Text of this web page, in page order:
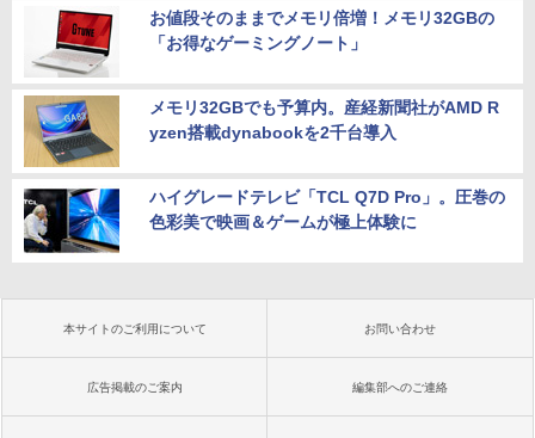
お値段そのままでメモリ倍増！メモリ32GBの
「お得なゲーミングノート」
メモリ32GBでも予算内。産経新聞社がAMD R
yzen搭載dynabookを2千台導入
ハイグレードテレビ「TCL Q7D Pro」。圧巻の
色彩美で映画＆ゲームが極上体験に
本サイトのご利用について お問い合わせ
広告掲載のご案内 編集部へのご連絡